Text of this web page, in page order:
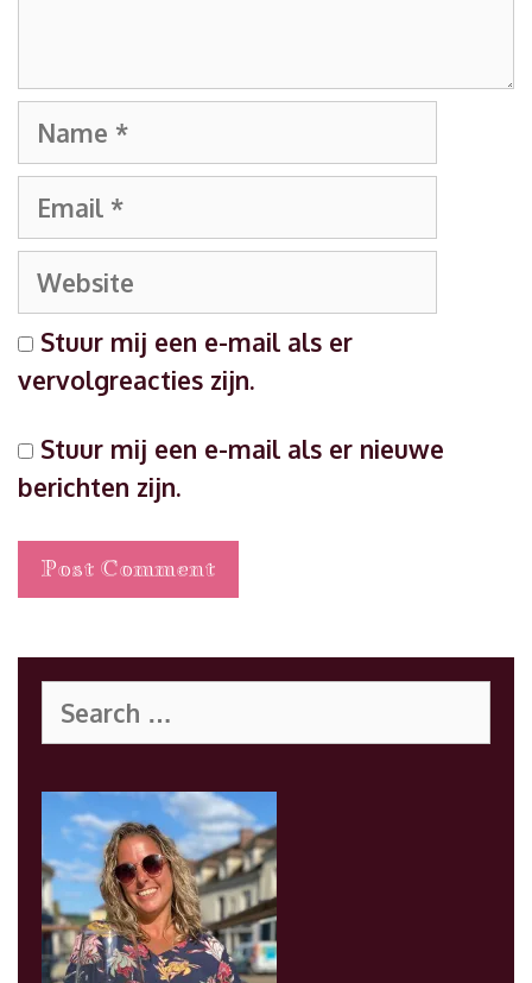
Name
Email
Website
Stuur mij een e-mail als er
vervolgreacties zijn.
Stuur mij een e-mail als er nieuwe
berichten zijn.
for: